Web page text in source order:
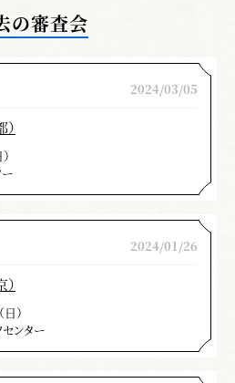
り上げを確実に決めてほ
いた後、受け流しに頭上
いない。又、回転時の目
向きが最初が望ましい。
か。考えてほしい。
を突く時水月を突いて
すぎる。
添え手突きの構えの時、
体を右に開かないと、へ
ない。
ろを突く時の一重身の
いる。
の審査会
2024/03/05
2024/01/26
）
ンター